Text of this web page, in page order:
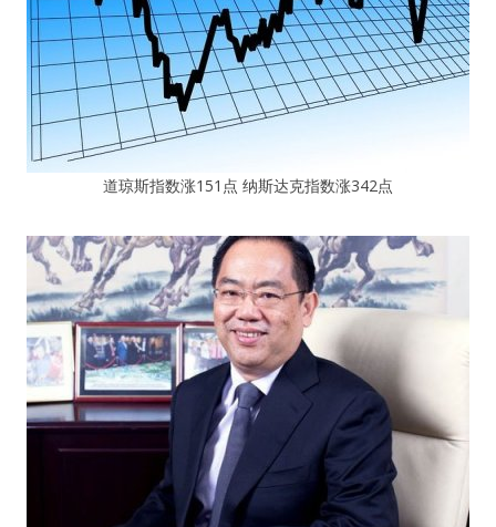
道琼斯指数涨151点 纳斯达克指数涨342点